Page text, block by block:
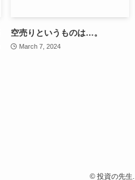
空売りというものは…。
March 7, 2024
©投資の先生.